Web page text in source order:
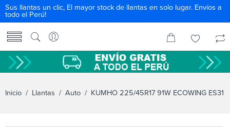
Sus llantas un clic, El mayor stock de llantas en solo lugar. Envíos a
todo el Perú!
Inicio / Llantas / Auto / KUMHO 225/45R17 91W ECOWING ES31